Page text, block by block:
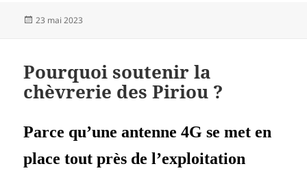
Publié
23 mai 2023
Pourquoi soutenir la
chèvrerie des Piriou ?
Parce qu’une antenne 4G se met en
place tout près de l’exploitation